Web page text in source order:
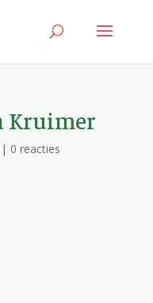
Kruimer
| 0 reacties